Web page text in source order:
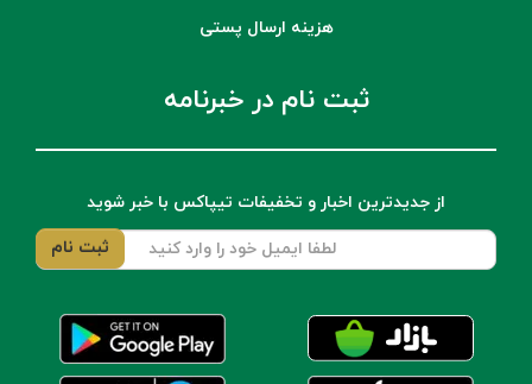
هزینه ارسال پستی
ثبت نام در خبرنامه
از جدیدترین اخبار و تخفیفات تیپاکس با خبر شوید